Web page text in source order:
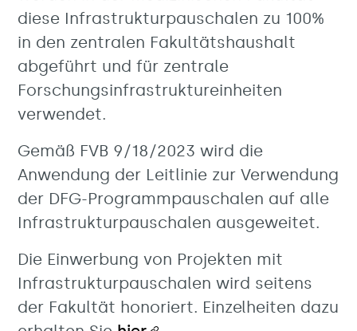
diese Infrastrukturpauschalen zu 100%
in den zentralen Fakultätshaushalt
abgeführt und für zentrale
Forschungsinfrastruktureinheiten
verwendet.
Gemäß FVB 9/18/2023 wird die
Anwendung der Leitlinie zur Verwendung
der DFG-Programmpauschalen auf alle
Infrastrukturpauschalen ausgeweitet.
Die Einwerbung von Projekten mit
Infrastrukturpauschalen wird seitens
der Fakultät honoriert. Einzelheiten dazu